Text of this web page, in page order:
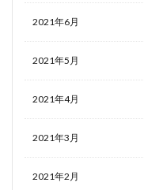
2021年6月
2021年5月
2021年4月
2021年3月
2021年2月